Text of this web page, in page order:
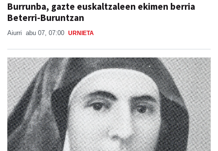
Burrunba, gazte euskaltzaleen ekimen berria
Beterri-Buruntzan
Aiurri abu 07, 07:00 URNIETA